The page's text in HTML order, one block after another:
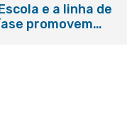
e a linha de
promovem